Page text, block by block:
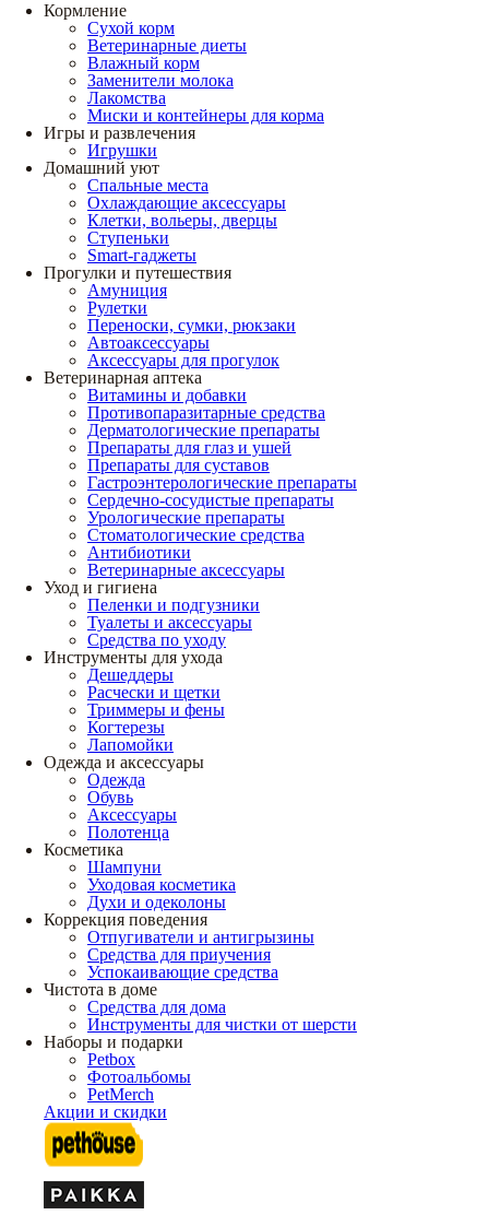
Кормление
Сухой корм
Ветеринарные диеты
Влажный корм
Заменители молока
Лакомства
Миски и контейнеры для корма
Игры и развлечения
Игрушки
Домашний уют
Спальные места
Охлаждающие аксессуары
Клетки, вольеры, дверцы
Ступеньки
Smart-гаджеты
Прогулки и путешествия
Амуниция
Рулетки
Переноски, сумки, рюкзаки
Автоаксессуары
Аксессуары для прогулок
Ветеринарная аптека
Витамины и добавки
Противопаразитарные средства
Дерматологические препараты
Препараты для глаз и ушей
Препараты для суставов
Гастроэнтерологические препараты
Сердечно-сосудистые препараты
Урологические препараты
Стоматологические средства
Антибиотики
Ветеринарные аксессуары
Уход и гигиена
Пеленки и подгузники
Туалеты и аксессуары
Средства по уходу
Инструменты для ухода
Дешеддеры
Расчески и щетки
Триммеры и фены
Когтерезы
Лапомойки
Одежда и аксессуары
Одежда
Обувь
Аксессуары
Полотенца
Косметика
Шампуни
Уходовая косметика
Духи и одеколоны
Коррекция поведения
Отпугиватели и антигрызины
Средства для приучения
Успокаивающие средства
Чистота в доме
Средства для дома
Инструменты для чистки от шерсти
Наборы и подарки
Petbox
Фотоальбомы
PetMerch
Акции и скидки